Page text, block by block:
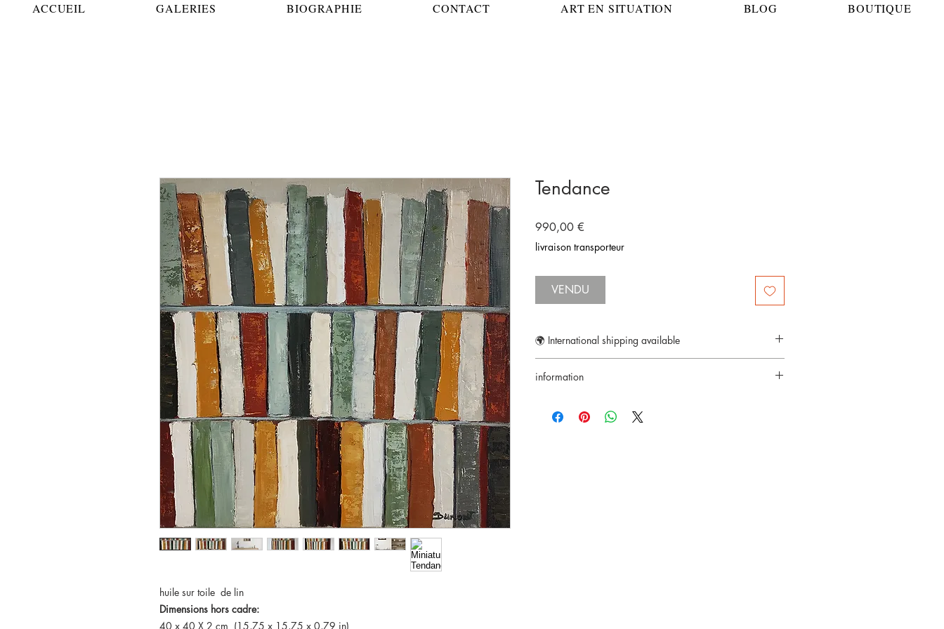
ACCUEIL GALERIES BIOGRAPHIE CONTACT ART EN SITUATION BLOG BOUTIQUE
huile sur toile de lin
Dimensions hors cadre:
40 x 40 X 2 cm (15,75 x 15,75 x 0,79 in)
Tendance
990,00 €
livraison transporteur
VENDU
🌍 International shipping available
information
Certificat d'authenticité fourni